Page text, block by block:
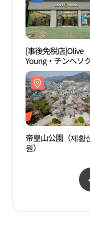
[事後免税店]Olive
Young・チンヘソ
（鎮海石洞）店(올
영 진해석동점)
帝皇山公園（제황
원）